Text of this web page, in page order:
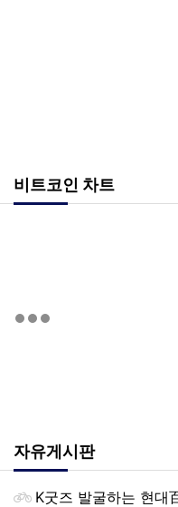
비트코인 차트
자유게시판
K굿즈 발굴하는 현대百...민간